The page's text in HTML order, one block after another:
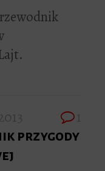
przygody